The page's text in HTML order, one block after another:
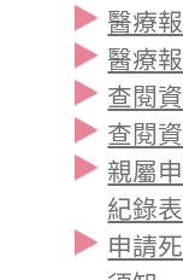
醫療
醫療
查閱
查閱
親屬
紀錄
申請